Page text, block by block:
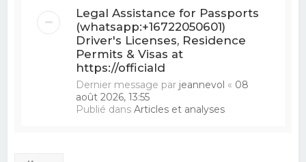
Legal Assistance for Passports
(whatsapp:+16722050601)
Driver's Licenses, Residence
Permits & Visas at
https://officiald
Dernier message par jeannevol « 08
août 2026, 13:55
Publié dansArticles et analyses